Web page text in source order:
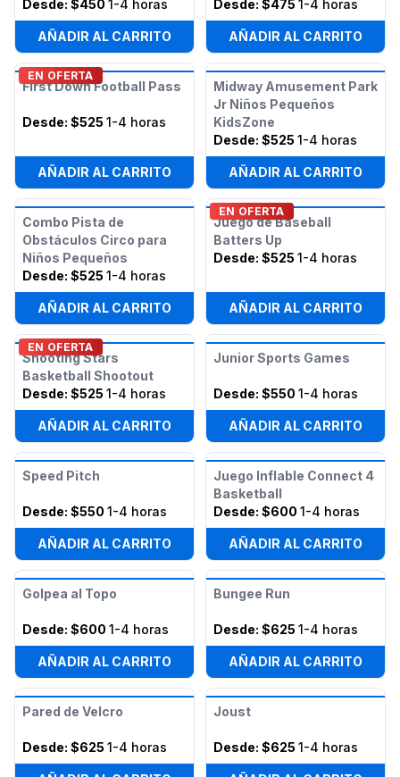
Desde: $450 1-4 horas
AÑADIR AL CARRITO
Desde: $475 1-4 horas
AÑADIR AL CARRITO
EN OFERTA
First Down Football Pass
Desde: $525 1-4 horas
AÑADIR AL CARRITO
Midway Amusement Park
Jr Niños Pequeños
KidsZone
Desde: $525 1-4 horas
AÑADIR AL CARRITO
Combo Pista de
Obstáculos Circo para
Niños Pequeños
Desde: $525 1-4 horas
AÑADIR AL CARRITO
EN OFERTA
Juego de Baseball
Batters Up
Desde: $525 1-4 horas
AÑADIR AL CARRITO
EN OFERTA
Shooting Stars
Basketball Shootout
Desde: $525 1-4 horas
AÑADIR AL CARRITO
Junior Sports Games
Desde: $550 1-4 horas
AÑADIR AL CARRITO
Speed Pitch
Desde: $550 1-4 horas
AÑADIR AL CARRITO
Juego Inflable Connect 4
Basketball
Desde: $600 1-4 horas
AÑADIR AL CARRITO
Golpea al Topo
Desde: $600 1-4 horas
AÑADIR AL CARRITO
Bungee Run
Desde: $625 1-4 horas
AÑADIR AL CARRITO
Pared de Velcro
Desde: $625 1-4 horas
Joust
Desde: $625 1-4 horas